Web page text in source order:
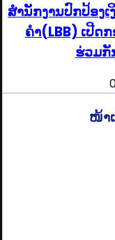
ສຳນັກງານປົກປ້ອງ
ຄຳ(LBB) ເປີດ
ຮ່ວມກັ
ໜ້າ